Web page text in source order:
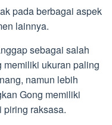
pada berbagai aspek
lainnya.
sebagai salah
memiliki ukuran paling
namun lebih
Gong memiliki
piring raksasa.